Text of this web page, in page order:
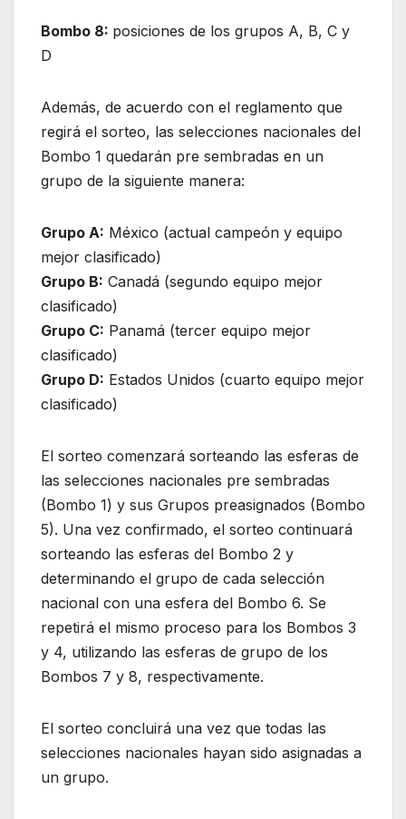
Bombo 8: posiciones de los grupos A, B, C y
D
Además, de acuerdo con el reglamento que
regirá el sorteo, las selecciones nacionales del
Bombo 1 quedarán pre sembradas en un
grupo de la siguiente manera:
Grupo A: México (actual campeón y equipo
mejor clasificado)
Grupo B: Canadá (segundo equipo mejor
clasificado)
Grupo C: Panamá (tercer equipo mejor
clasificado)
Grupo D: Estados Unidos (cuarto equipo mejor
clasificado)
El sorteo comenzará sorteando las esferas de
las selecciones nacionales pre sembradas
(Bombo 1) y sus Grupos preasignados (Bombo
5). Una vez confirmado, el sorteo continuará
sorteando las esferas del Bombo 2 y
determinando el grupo de cada selección
nacional con una esfera del Bombo 6. Se
repetirá el mismo proceso para los Bombos 3
y 4, utilizando las esferas de grupo de los
Bombos 7 y 8, respectivamente.
El sorteo concluirá una vez que todas las
selecciones nacionales hayan sido asignadas a
un grupo.